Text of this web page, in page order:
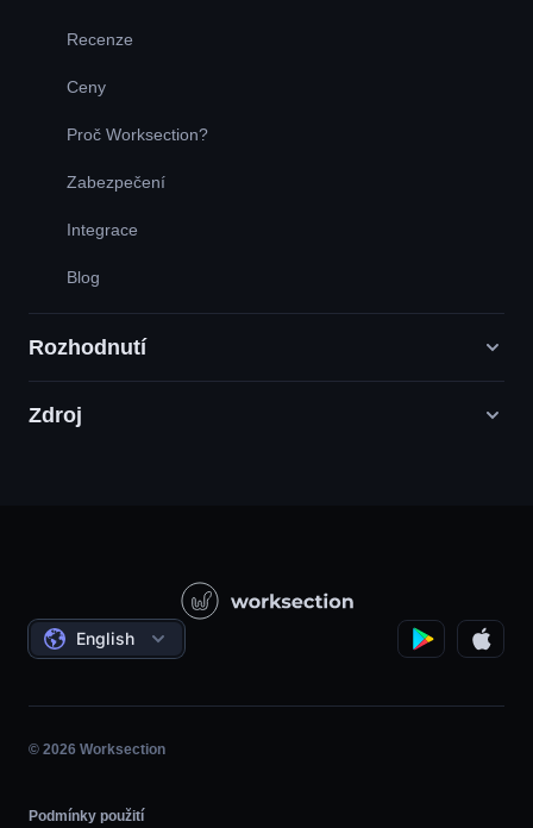
Recenze
Ceny
Proč Worksection?
Zabezpečení
Integrace
Blog
Rozhodnutí
Agentury digitálního marketingu
Státní / Sociální projekty
Řízení projektů
Hodina
Agilní
Zdroj
Dohody
English
© 2026 Worksection
Podmínky použití